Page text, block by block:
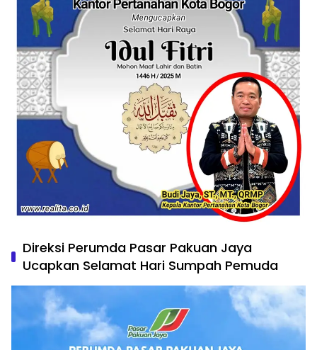
Direksi Perumda Pasar Pakuan Jaya
Ucapkan Selamat Hari Sumpah Pemuda